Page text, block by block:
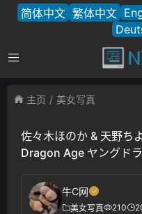
简体中文 繁体中文
主页 美女写真
佐々木ほのか & 天野ち
Dragon Age ヤングド
牛C网
美女写真 210